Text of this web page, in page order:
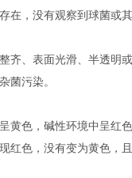
，没有观察到球菌或
齐、表面光滑、半透明
菌污染。
黄色，碱性环境中呈红
红色，没有变为黄色，